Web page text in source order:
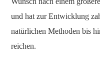
und hat zur Entwicklung
natürlichen Methoden bis
reichen.